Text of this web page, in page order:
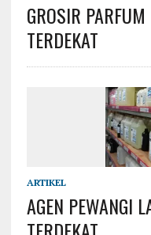
GROSIR
TERDEKAT
ARTIKEL
AGEN PEWANGI